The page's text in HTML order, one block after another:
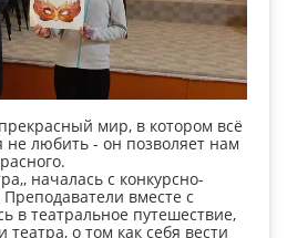
мир, в котором всё
не любить - он позволяет нам
началась с конкурсно-
вместе с
в театральное путешествие,
театра, о том как себя вести